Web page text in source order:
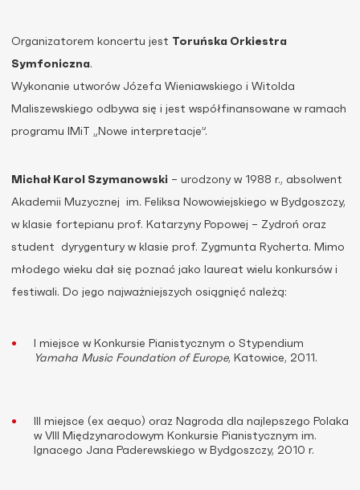
Organizatorem koncertu jest Toruńska Orkiestra
Symfoniczna.
Wykonanie utworów Józefa Wieniawskiego i Witolda
Maliszewskiego odbywa się i jest współfinansowane w ramach
programu IMiT „Nowe interpretacje”.
Michał Karol Szymanowski – urodzony w 1988 r., absolwent
Akademii Muzycznej im. Feliksa Nowowiejskiego w Bydgoszczy,
w klasie fortepianu prof. Katarzyny Popowej – Zydroń oraz
student dyrygentury w klasie prof. Zygmunta Rycherta. Mimo
młodego wieku dał się poznać jako laureat wielu konkursów i
festiwali. Do jego najważniejszych osiągnięć należą:
I miejsce w Konkursie Pianistycznym o Stypendium
Yamaha Music Foundation of Europe, Katowice, 2011.
III miejsce (ex aequo) oraz Nagroda dla najlepszego Polaka
w VIII Międzynarodowym Konkursie Pianistycznym im.
Ignacego Jana Paderewskiego w Bydgoszczy, 2010 r.